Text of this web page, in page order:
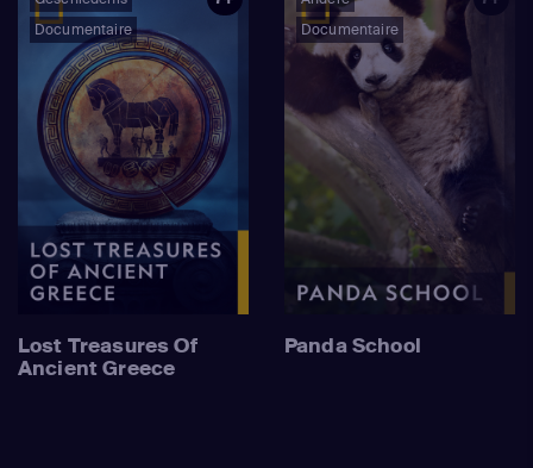
Documentaire
Lost Treasures Of
Ancient Greece
Documentaire
Panda School